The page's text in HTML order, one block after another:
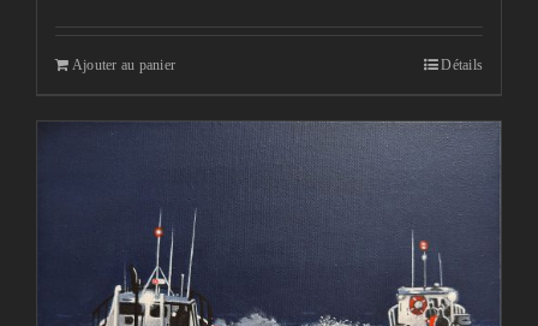
Ajouter au panier Détails